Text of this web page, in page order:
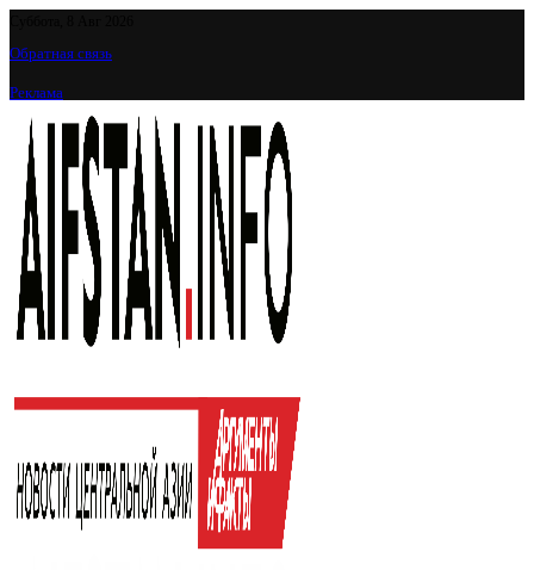
Обратная связь
Реклама